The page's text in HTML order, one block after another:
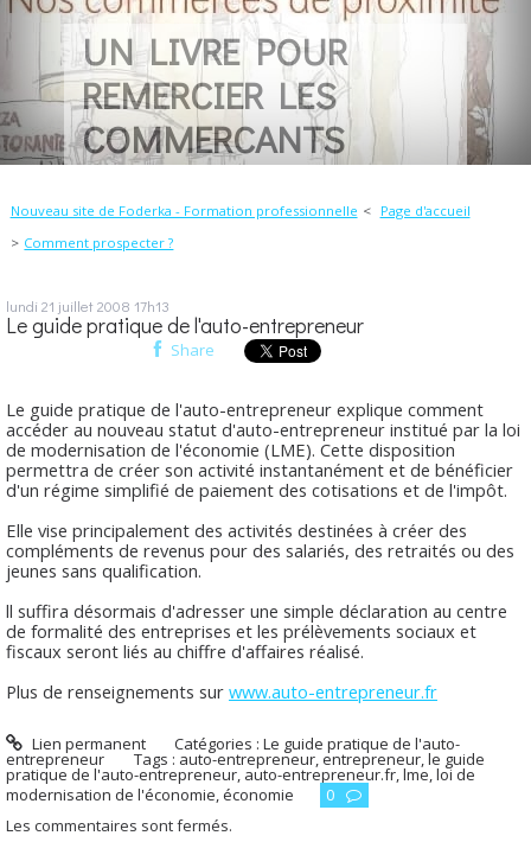
UN LIVRE POUR
REMERCIER LES
COMMERCANTS
Nouveau site de Foderka - Formation professionnelle
Page d'accueil
Comment prospecter ?
lundi 21 juillet 2008 17h13
Le guide pratique de l'auto-entrepreneur
Share
Le guide pratique de l'auto-entrepreneur explique comment
accéder au nouveau statut d'auto-entrepreneur institué par la loi
de modernisation de l'économie (LME). Cette disposition
permettra de créer son activité instantanément et de bénéficier
d'un régime simplifié de paiement des cotisations et de l'impôt.
Elle vise principalement des activités destinées à créer des
compléments de revenus pour des salariés, des retraités ou des
jeunes sans qualification.
ll suffira désormais d'adresser une simple déclaration au centre
de formalité des entreprises et les prélèvements sociaux et
fiscaux seront liés au chiffre d'affaires réalisé.
Plus de renseignements sur www.auto-entrepreneur.fr
Lien permanent Catégories :Le guide pratique de l'auto-
entrepreneur Tags : auto-entrepreneur,entrepreneur,le guide
pratique de l'auto-entrepreneur, auto-entrepreneur.fr,lme,loi de
modernisation de l'économie,économie
0
Les commentaires sont fermés.